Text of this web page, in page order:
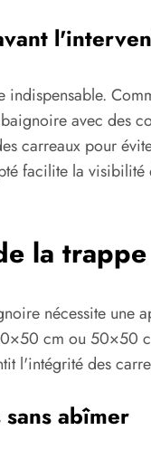
avec des
carreaux pour
facilite la
la trappe
nécessite une
cm ou 50×50
l'intégrité des
abîmer